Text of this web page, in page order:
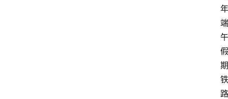
年
端
午
假
期
铁
路